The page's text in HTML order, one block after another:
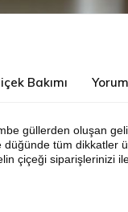
Bakımı
güllerden oluşan
düğünde tüm dikkatler
çiçeği siparişlerinizi